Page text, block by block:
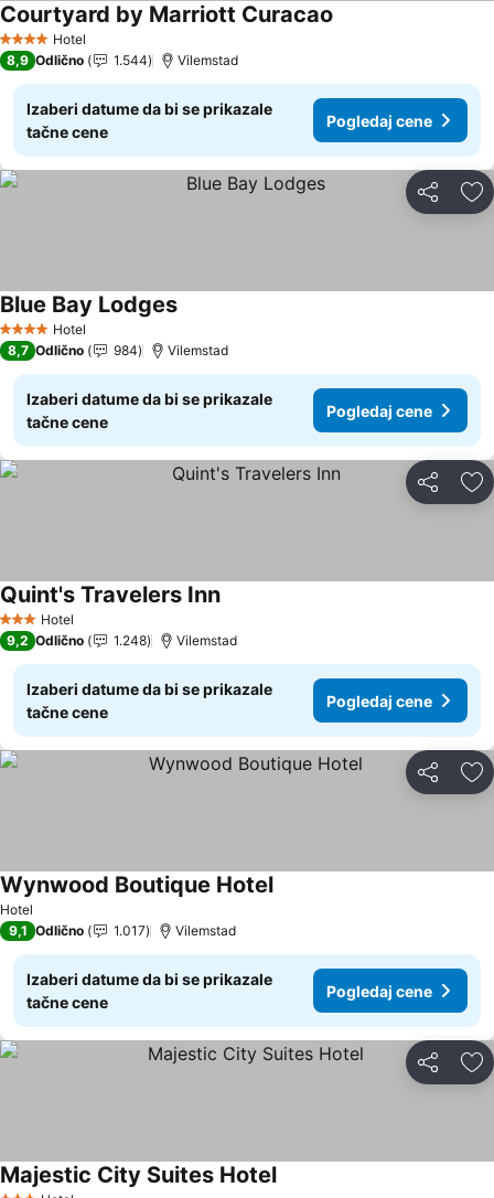
4 ZvezdiceHotel
Courtyard by Marriott Curacao
8,9 Odlično 1.544 Vilemstad
Izaberi datume da bi se prikazale
tačne cene
Pogledaj cene
Deli
4 ZvezdiceHotel
Blue Bay LodgesPogledaj cene
8,7 Odlično 984 Vilemstad
Izaberi datume da bi se prikazale
tačne cene
Pogledaj cene
Deli
3 Zvezdice
Hotel
Quint's Travelers InnPogledaj cene
9,2 Odlično 1.248 Vilemstad
Izaberi datume da bi se prikazale
tačne cene
Pogledaj cene
Deli
Hotel
Wynwood Boutique HotelPogledaj cene
9,1 Odlično 1.017 Vilemstad
Izaberi datume da bi se prikazale
tačne cene
Pogledaj cene
Deli
Majestic City Suites HotelPogledaj cene